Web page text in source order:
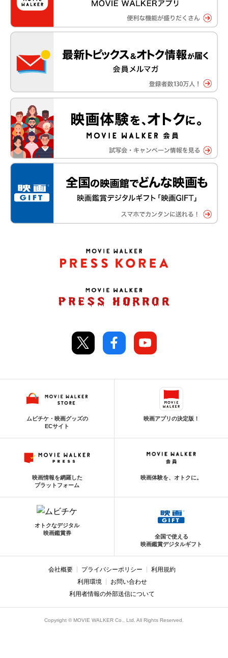
ムビチケ・映画グッズの
ECサイト
映画アプリの決定版！
映画情報を網羅した
プラットフォーム
映画体験を、オトクに。
オトクなデジタル
映画鑑賞券
全国で使える
映画鑑賞デジタルギフト
会社概要 プライバシーポリシー
利用規約
利用環境
お問い合わせ
利用者情報の外部送信について
Copyright © MOVIE WALKER Co., Ltd. All Rights Reserved.